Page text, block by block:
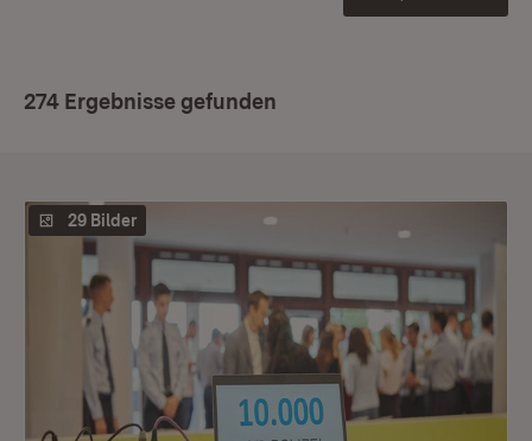
274 Ergebnisse gefunden
29 Bilder